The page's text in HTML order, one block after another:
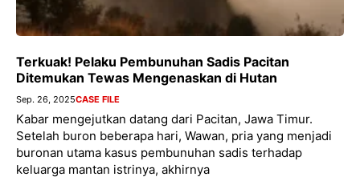
Terkuak! Pelaku Pembunuhan Sadis Pacitan
Ditemukan Tewas Mengenaskan di Hutan
Sep. 26, 2025CASE FILE
Kabar mengejutkan datang dari Pacitan, Jawa Timur.
Setelah buron beberapa hari, Wawan, pria yang menjadi
buronan utama kasus pembunuhan sadis terhadap
keluarga mantan istrinya, akhirnya